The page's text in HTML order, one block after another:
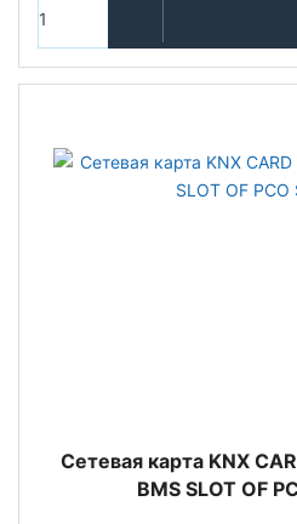
Сетевая карта KNX
BMS SLOT OF